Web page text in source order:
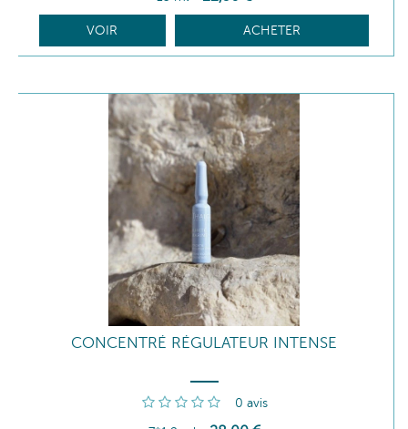
VOIR ACHETER
CONCENTRÉ RÉGULATEUR INTENSE
0 avis